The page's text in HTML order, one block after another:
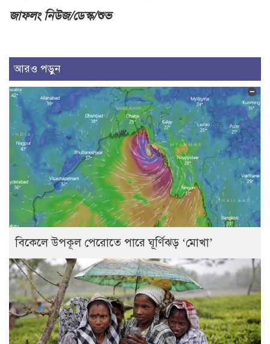
জাফলং নিউজ/ডেস্ক/শুভ
আরও পড়ুন
বিকেলে উপকূল পেরোতে পারে ঘূর্ণিঝড় ‘মোখা’